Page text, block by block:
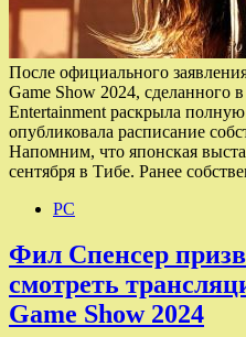
После официального
Game Show 2024, сделанного
Entertainment раскрыла
опубликовала расписание
Напомним, что японская
сентября в Тибе. Ранее
PC
Фил Спенсер
смотреть
Game Show 2024